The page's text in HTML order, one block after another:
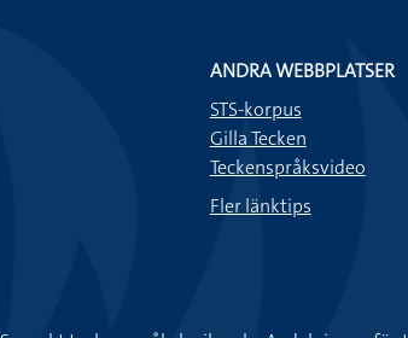
ANDRA WEBBPLATSER
STS-korpus
Gilla Tecken
Teckenspråksvideo
Fler länktips